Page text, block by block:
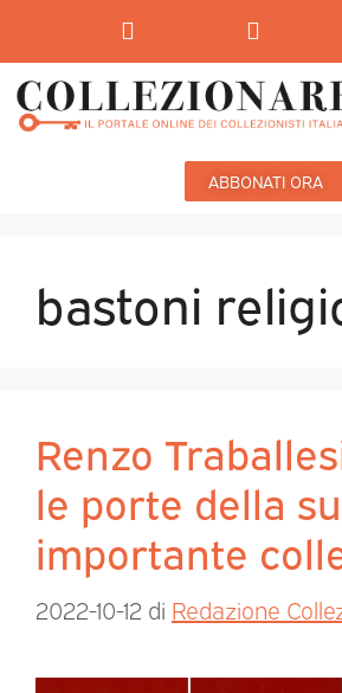
ABBONATI ORA
bastoni
Renzo
le porte della
importante
2022-10-12 di Redazione